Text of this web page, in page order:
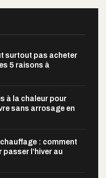
surtout pas acheter
5 raisons à
à la chaleur pour
sans arrosage en
: comment
l’hiver au